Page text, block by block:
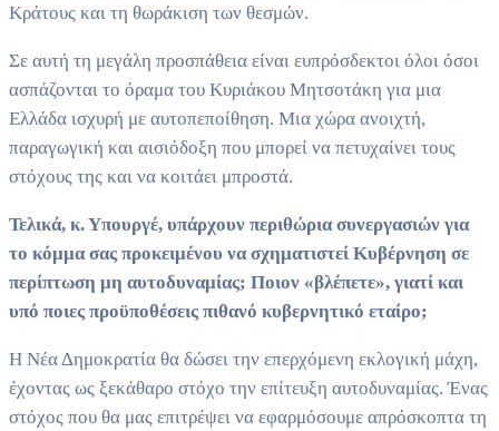
Κράτους και τη θωράκιση των θεσμών.
Σε αυτή τη μεγάλη προσπάθεια είναι ευπρόσδεκτοι όλοι όσοι
ασπάζονται το όραμα του Κυριάκου Μητσοτάκη για μια
Ελλάδα ισχυρή με αυτοπεποίθηση. Μια χώρα ανοιχτή,
παραγωγική και αισιόδοξη που μπορεί να πετυχαίνει τους
στόχους της και να κοιτάει μπροστά.
Τελικά, κ. Υπουργέ, υπάρχουν περιθώρια συνεργασιών για
το κόμμα σας προκειμένου να σχηματιστεί Κυβέρνηση σε
περίπτωση μη αυτοδυναμίας; Ποιον «βλέπετε», γιατί και
υπό ποιες προϋποθέσεις πιθανό κυβερνητικό εταίρο;
Η Νέα Δημοκρατία θα δώσει την επερχόμενη εκλογική μάχη,
έχοντας ως ξεκάθαρο στόχο την επίτευξη αυτοδυναμίας. Ένας
στόχος που θα μας επιτρέψει να εφαρμόσουμε απρόσκοπτα τη